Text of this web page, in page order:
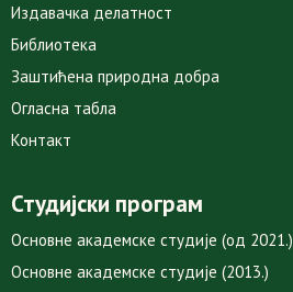
Издавачка делатност
Библиотека
Заштићена природна добра
Огласна табла
Контакт
Студијски програм
Основне академске студије (од 2021.)
Основне академске студије (2013.)